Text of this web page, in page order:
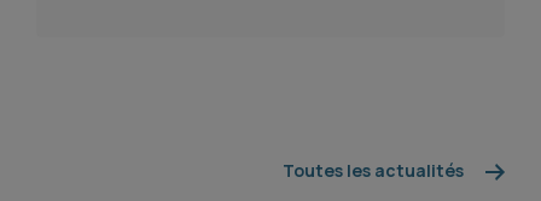
Toutes les actualités